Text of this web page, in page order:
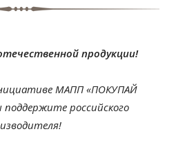
продукции!
МАПП «ПОКУПАЙ
российского